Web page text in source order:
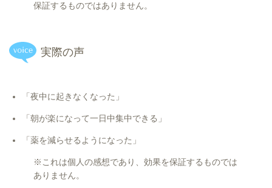
保証するものではありません。
実際の声
「夜中に起きなくなった」
「朝が楽になって一日中集中できる」
「薬を減らせるようになった」
※これは個人の感想であり、効果を保証するものでは
ありません。